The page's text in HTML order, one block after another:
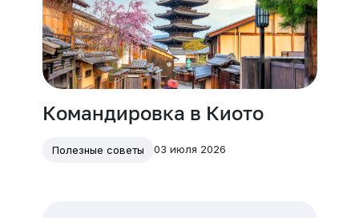
Командировка в Киото
Полезные советы 03 июля 2026